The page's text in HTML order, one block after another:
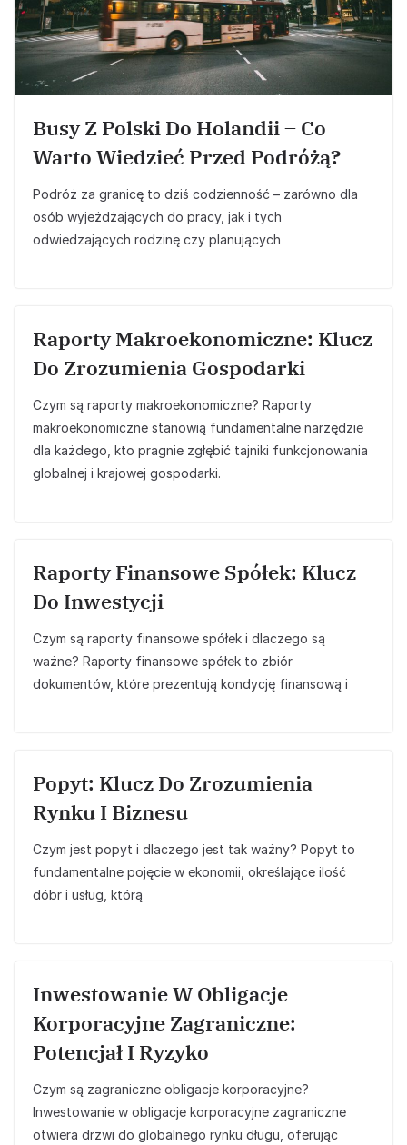
Busy Z Polski Do Holandii – Co
Warto Wiedzieć Przed Podróżą?
Podróż za granicę to dziś codzienność – zarówno dla
osób wyjeżdżających do pracy, jak i tych
odwiedzających rodzinę czy planujących
Raporty Makroekonomiczne: Klucz
Do Zrozumienia Gospodarki
Czym są raporty makroekonomiczne? Raporty
makroekonomiczne stanowią fundamentalne narzędzie
dla każdego, kto pragnie zgłębić tajniki funkcjonowania
globalnej i krajowej gospodarki.
Raporty Finansowe Spółek: Klucz
Do Inwestycji
Czym są raporty finansowe spółek i dlaczego są
ważne? Raporty finansowe spółek to zbiór
dokumentów, które prezentują kondycję finansową i
Popyt: Klucz Do Zrozumienia
Rynku I Biznesu
Czym jest popyt i dlaczego jest tak ważny? Popyt to
fundamentalne pojęcie w ekonomii, określające ilość
dóbr i usług, którą
Inwestowanie W Obligacje
Korporacyjne Zagraniczne:
Potencjał I Ryzyko
Czym są zagraniczne obligacje korporacyjne?
Inwestowanie w obligacje korporacyjne zagraniczne
otwiera drzwi do globalnego rynku długu, oferując